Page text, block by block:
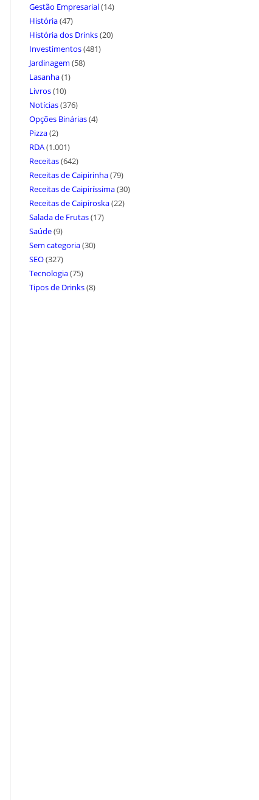
Gestão Empresarial(14)
História(47)
História dos Drinks(20)
Investimentos(481)
Jardinagem (58)
Lasanha(1)
Livros(10)
Notícias(376)
Opções Binárias(4)
Pizza(2)
RDA(1.001)
Receitas(642)
Receitas de Caipirinha(79)
Receitas de Caipiríssima(30)
Receitas de Caipiroska(22)
Salada de Frutas(17)
Saúde(9)
Sem categoria(30)
SEO(327)
Tecnologia(75)
Tipos de Drinks(8)